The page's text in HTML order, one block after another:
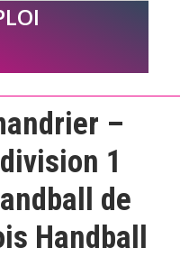
–
1
de
Handball